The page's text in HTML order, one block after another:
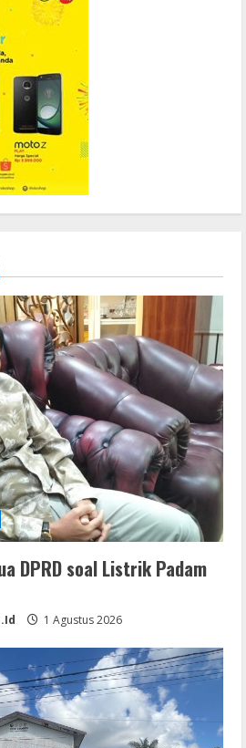
DPRD soal Listrik Padam
1 Agustus 2026